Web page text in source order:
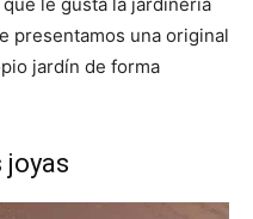
presentamos una original
jardín de forma
joyas